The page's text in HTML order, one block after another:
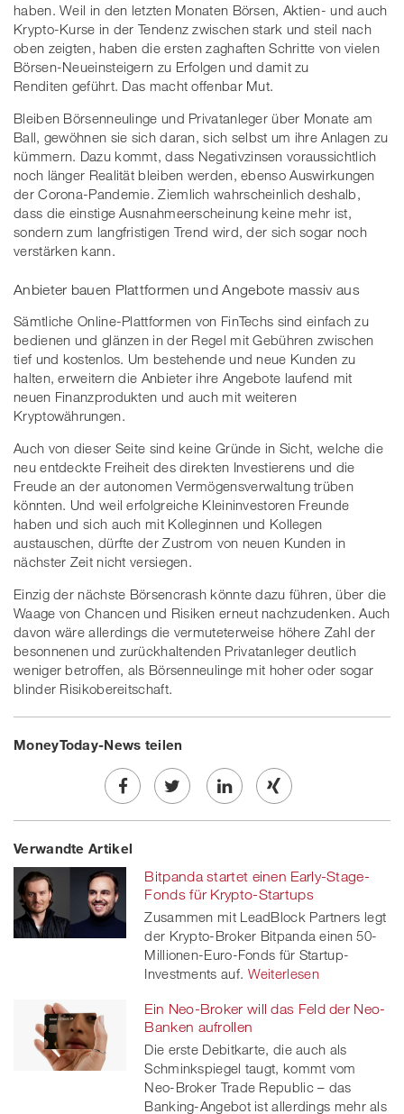
haben. Weil in den letzten Monaten Börsen, Aktien- und auch
Krypto-Kurse in der Tendenz zwischen stark und steil nach
oben zeigten, haben die ersten zaghaften Schritte von vielen
Börsen-Neueinsteigern zu Erfolgen und damit zu
Renditen geführt. Das macht offenbar Mut.
Bleiben Börsenneulinge und Privatanleger über Monate am
Ball, gewöhnen sie sich daran, sich selbst um ihre Anlagen zu
kümmern. Dazu kommt, dass Negativzinsen voraussichtlich
noch länger Realität bleiben werden, ebenso Auswirkungen
der Corona-Pandemie. Ziemlich wahrscheinlich deshalb,
dass die einstige Ausnahmeerscheinung keine mehr ist,
sondern zum langfristigen Trend wird, der sich sogar noch
verstärken kann.
Anbieter bauen Plattformen und Angebote massiv aus
Sämtliche Online-Plattformen von FinTechs sind einfach zu
bedienen und glänzen in der Regel mit Gebühren zwischen
tief und kostenlos. Um bestehende und neue Kunden zu
halten, erweitern die Anbieter ihre Angebote laufend mit
neuen Finanzprodukten und auch mit weiteren
Kryptowährungen.
Auch von dieser Seite sind keine Gründe in Sicht, welche die
neu entdeckte Freiheit des direkten Investierens und die
Freude an der autonomen Vermögensverwaltung trüben
könnten. Und weil erfolgreiche Kleininvestoren Freunde
haben und sich auch mit Kolleginnen und Kollegen
austauschen, dürfte der Zustrom von neuen Kunden in
nächster Zeit nicht versiegen.
Einzig der nächste Börsencrash könnte dazu führen, über die
Waage von Chancen und Risiken erneut nachzudenken. Auch
davon wäre allerdings die vermuteterweise höhere Zahl der
besonnenen und zurückhaltenden Privatanleger deutlich
weniger betroffen, als Börsenneulinge mit hoher oder sogar
blinder Risikobereitschaft.
MoneyToday-News teilen
Share
on
Facebook
Twe
on
twitt
er
Share
linkedin
Share
Xing
Verwandte Artikel
Bitpanda startet einen Early-Stage-
Fonds für Krypto-Startups
Zusammen mit LeadBlock Partners legt
der Krypto-Broker Bitpanda einen 50-
Millionen-Euro-Fonds für Startup-
Investments auf. Weiterlesen
Ein Neo-Broker will das Feld der Neo-
Banken aufrollen
Die erste Debitkarte, die auch als
Schminkspiegel taugt, kommt vom
Neo-Broker Trade Republic – das
Banking-Angebot ist allerdings mehr als